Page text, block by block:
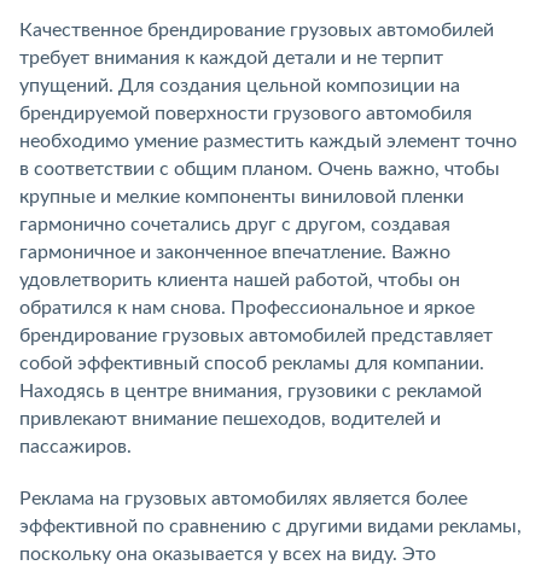
Качественное брендирование грузовых автомобилей
требует внимания к каждой детали и не терпит
упущений. Для создания цельной композиции на
брендируемой поверхности грузового автомобиля
необходимо умение разместить каждый элемент точно
в соответствии с общим планом. Очень важно, чтобы
крупные и мелкие компоненты виниловой пленки
гармонично сочетались друг с другом, создавая
гармоничное и законченное впечатление. Важно
удовлетворить клиента нашей работой, чтобы он
обратился к нам снова. Профессиональное и яркое
брендирование грузовых автомобилей представляет
собой эффективный способ рекламы для компании.
Находясь в центре внимания, грузовики с рекламой
привлекают внимание пешеходов, водителей и
пассажиров.
Реклама на грузовых автомобилях является более
эффективной по сравнению с другими видами рекламы,
поскольку она оказывается у всех на виду. Это